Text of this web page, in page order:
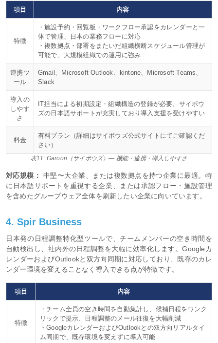
項目 内容
特徴
・施設予約・回覧板・ワークフロー承認をカレンダーと一
体で管理、日本の業務フローに対応
・複数拠点・部署をまたいだ組織横断スケジュール管理が
可能で、大規模組織での運用に強み
連携ツ
ール
Gmail、Microsoft Outlook、kintone、Microsoft Teams、
Slack
導入の
しやす
さ
IT担当による初期設定・組織構造の登録が必要。サイボウ
ズの日本語サポートが充実しており導入支援を受けやすい
料金
有料プラン（詳細はサイボウズ公式サイトにてご確認くだ
さい）
表11: Garoon（サイボウズ）— 機能・連携・導入しやすさ
対応規模：
中堅〜大企業、または複数拠点を持つ企業に最適。特
に日本語サポートを重視する企業、または承認フロー・施設管理
を含めたグループウェア全体を刷新したい企業に向いています。
4. Spir Business
日本発の日程調整特化型ツールで、チームメンバーの空き時間を
自動検出し、社内外の日程調整を大幅に効率化します。Googleカ
レンダーおよびOutlookと双方向同期に対応しており、既存のカレ
ンダー環境を変えることなく導入できる点が特徴です。
項目 内容
特徴
・チーム全員の空き時間を自動集計し、候補日程をワンク
リックで提示、日程調整のメール往復を大幅削減
・GoogleカレンダーおよびOutlookとの双方向リアルタイ
ム同期で、既存環境を変えずに導入可能